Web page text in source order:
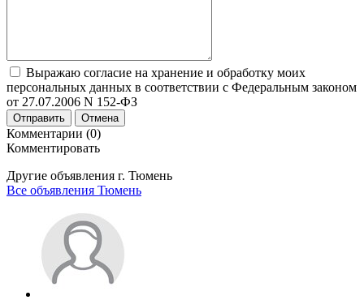
Выражаю согласие на хранение и обработку моих
персональных данных в соответствии с Федеральным законом
от 27.07.2006 N 152-ФЗ
Отправить Отмена
Комментарии (0)
Комментировать
Другие объявления г. Тюмень
Все объявления Тюмень